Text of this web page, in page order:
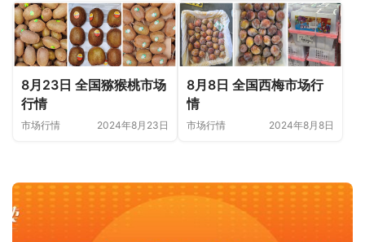
8月23日 全国猕猴桃市场
行情
市场行情 2024年8月23日
8月8日 全国西梅市场行
情
市场行情 2024年8月8日